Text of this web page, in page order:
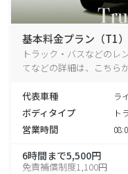
基本料金プラン（T1）
トラック・バスなどのレ
てなどの詳細は、こちら
代表車種 ラ
ボディタイプ ト
営業時間
6時間まで5,500円
免責補償制度1,100円